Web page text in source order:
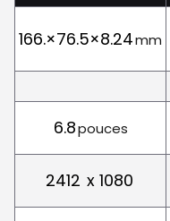
166.×76.5×8.24mm
6.8pouces
2412 x 1080